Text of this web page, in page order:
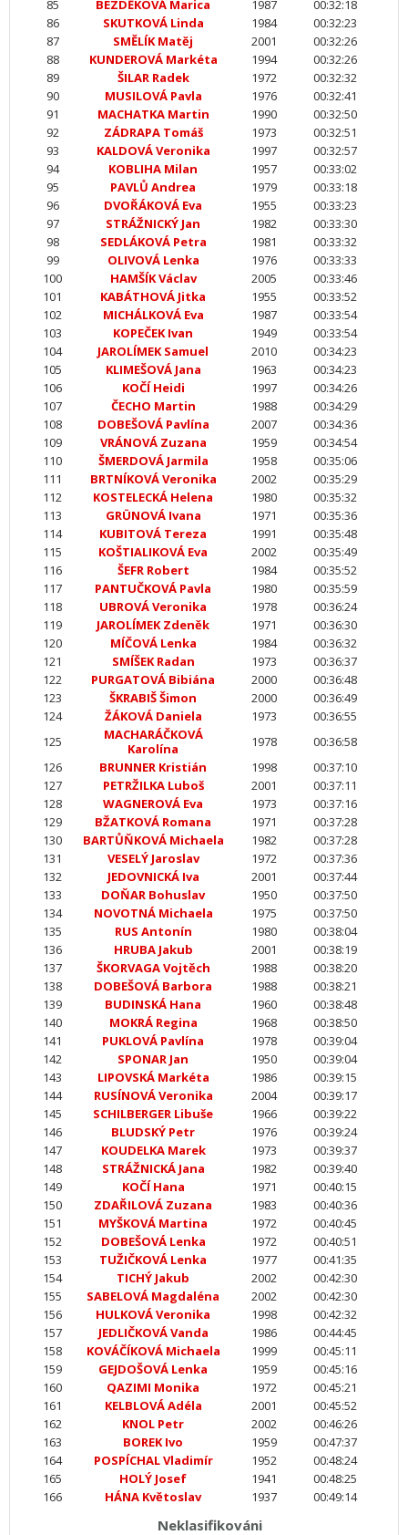
85 BEZDĚKOVÁ Marica 1987
00:32:18
86
SKUTKOVÁ Linda 1984
00:32:23
87
SMĚLÍK Matěj 2001
00:32:26
88
KUNDEROVÁ Markéta 1994
00:32:26
89
ŠILAR Radek 1972
00:32:32
90
MUSILOVÁ Pavla 1976
00:32:41
91
MACHATKA Martin 1990
00:32:50
92
ZÁDRAPA Tomáš 1973
00:32:51
93
KALDOVÁ Veronika 1997
00:32:57
94
KOBLIHA Milan 1957
00:33:02
95
PAVLŮ Andrea 1979
00:33:18
96
DVOŘÁKOVÁ Eva 1955
00:33:23
97
STRÁŽNICKÝ Jan 1982
00:33:30
98
SEDLÁKOVÁ Petra 1981
00:33:32
99
OLIVOVÁ Lenka 1976
00:33:33
100
HAMŠÍK Václav 2005
00:33:46
101
KABÁTHOVÁ Jitka 1955
00:33:52
102
MICHÁLKOVÁ Eva 1987
00:33:54
103
KOPEČEK Ivan 1949
00:33:54
104
JAROLÍMEK Samuel 2010
00:34:23
105
KLIMEŠOVÁ Jana 1963
00:34:23
106
KOČÍ Heidi 1997
00:34:26
107
ČECHO Martin 1988
00:34:29
108
DOBEŠOVÁ Pavlína 2007
00:34:36
109
VRÁNOVÁ Zuzana 1959
00:34:54
110
ŠMERDOVÁ Jarmila 1958
00:35:06
111
BRTNÍKOVÁ Veronika 2002
00:35:29
112
KOSTELECKÁ Helena 1980
00:35:32
113
GRÜNOVÁ Ivana 1971
00:35:36
114
KUBITOVÁ Tereza 1991
00:35:48
115
KOŠTIALIKOVÁ Eva 2002
00:35:49
116
ŠEFR Robert 1984
00:35:52
117
PANTUČKOVÁ Pavla 1980
00:35:59
118
UBROVÁ Veronika 1978
00:36:24
119
JAROLÍMEK Zdeněk 1971
00:36:30
120
MÍČOVÁ Lenka 1984
00:36:32
121
SMÍŠEK Radan 1973
00:36:37
122
PURGATOVÁ Bibiána 2000
00:36:48
123
ŠKRABIŠ Šimon 2000
00:36:49
124
ŽÁKOVÁ Daniela 1973
00:36:55
125
MACHARÁČKOVÁ
Karolína
1978
00:36:58
126
BRUNNER Kristián 1998
00:37:10
127
PETRŽILKA Luboš 2001
00:37:11
128
WAGNEROVÁ Eva 1973
00:37:16
129
BŽATKOVÁ Romana 1971
00:37:28
130
BARTŮŇKOVÁ Michaela 1982
00:37:28
131
VESELÝ Jaroslav 1972
00:37:36
132
JEDOVNICKÁ Iva 2001
00:37:44
133
DOŇAR Bohuslav 1950
00:37:50
134
NOVOTNÁ Michaela 1975
00:37:50
135
RUS Antonín 1980
00:38:04
136
HRUBA Jakub 2001
00:38:19
137
ŠKORVAGA Vojtěch 1988
00:38:20
138
DOBEŠOVÁ Barbora 1988
00:38:21
139
BUDINSKÁ Hana 1960
00:38:48
140
MOKRÁ Regina 1968
00:38:50
141
PUKLOVÁ Pavlína 1978
00:39:04
142
SPONAR Jan 1950
00:39:04
143
LIPOVSKÁ Markéta 1986
00:39:15
144
RUSÍNOVÁ Veronika 2004
00:39:17
145
SCHILBERGER Libuše 1966
00:39:22
146
BLUDSKÝ Petr 1976
00:39:24
147
KOUDELKA Marek 1973
00:39:37
148
STRÁŽNICKÁ Jana 1982
00:39:40
149
KOČÍ Hana 1971
00:40:15
150
ZDAŘILOVÁ Zuzana 1983
00:40:36
151
MYŠKOVÁ Martina 1972
00:40:45
152
DOBEŠOVÁ Lenka 1972
00:40:51
153
TUŽIČKOVÁ Lenka 1977
00:41:35
154
TICHÝ Jakub 2002
00:42:30
155
SABELOVÁ Magdaléna 2002
00:42:30
156
HULKOVÁ Veronika 1998
00:42:32
157
JEDLIČKOVÁ Vanda 1986
00:44:45
158
KOVÁČÍKOVÁ Michaela 1999
00:45:11
159
GEJDOŠOVÁ Lenka 1959
00:45:16
160
QAZIMI Monika 1972
00:45:21
161
KELBLOVÁ Adéla 2001
00:45:52
162
KNOL Petr 2002
00:46:26
163
BOREK Ivo 1959
00:47:37
164
POSPÍCHAL Vladimír 1952
00:48:24
165
HOLÝ Josef 1941
00:48:25
166
HÁNA Květoslav 1937 00:49:14
Neklasifikováni